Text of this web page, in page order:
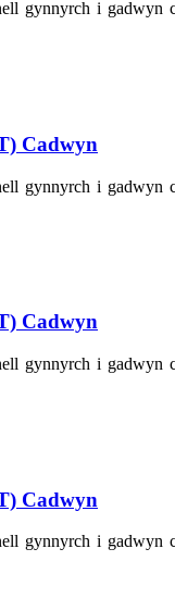
gynnyrch i
Cadwyn
gynnyrch i
Cadwyn
gynnyrch i
Cadwyn
gynnyrch i